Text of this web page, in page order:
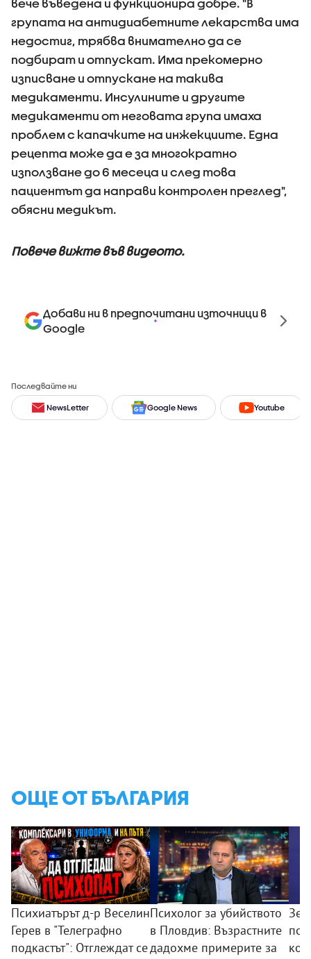
вече въведена и функционира добре. "В
групата на антидиабетните лекарства има
недостиг, трябва внимателно да се
подбират и отпускат. Има прекомерно
изписване и отпускане на такива
медикаменти. Инсулините и другите
медикаменти от неговата група имаха
проблем с капачките на инжекциите. Една
рецепта може да е за многократно
използване до 6 месеца и след това
пациентът да направи контролен преглед",
обясни медикът.
Повече вижте във видеото.
Добави ни в предпочитани източници в
Google
Последвайте ни
NewsLetter Google News Youtube
ОЩЕ ОТ БЪЛГАРИЯ
Психиатърът д-р Веселин
Герев в "Телеграфно
подкастът": Отглеждат се
Психолог за убийството
в Пловдив: Възрастните
дадохме примерите за